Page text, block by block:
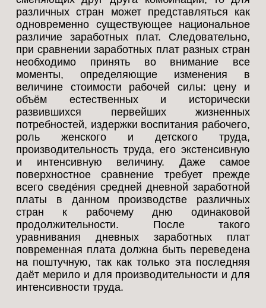
различных стран может представляться как
одновременно существующее национальное
различие заработных плат. Следовательно,
при сравнении заработных плат разных стран
необходимо принять во внимание все
моменты, определяющие изменения в
величине стоимости рабочей силы: цену и
объём естественных и исторически
развившихся первейших жизненных
потребностей, издержки воспитания рабочего,
роль женского и детского труда,
производительность труда, его экстенсивную
и интенсивную величину. Даже самое
поверхностное сравнение требует прежде
всего сведе́ния средней дневной заработной
платы в данном производстве различных
стран к рабочему дню одинаковой
продолжительности. После такого
уравнивания дневных заработных плат
повременная плата должна быть переведена
на поштучную, так как только эта последняя
даёт мерило и для производительности и для
интенсивности труда.